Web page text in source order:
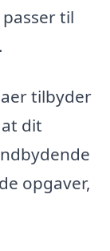
til
tilbyder
dit
opgaver,